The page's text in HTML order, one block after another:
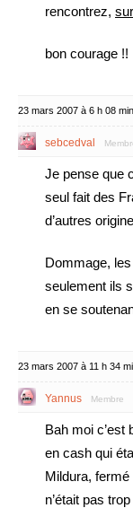
rencontrez,
bon courage !!
23 mars 2007 à 6 h 08 min
sebcedval
Je pense que
seul fait des
d’autres
Dommage,
seulement ils
en se
23 mars 2007 à 11 h 34
Yannus Membre
Bah moi c’est
en cash qui
Mildura, fermé
n’était pas